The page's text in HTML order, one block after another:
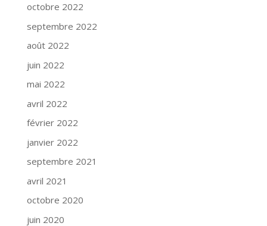
octobre 2022
septembre 2022
août 2022
juin 2022
mai 2022
avril 2022
février 2022
janvier 2022
septembre 2021
avril 2021
octobre 2020
juin 2020